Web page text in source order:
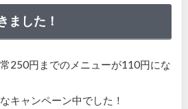
ました！
250円までのメニューが110円にな
キャンペーン中でした！